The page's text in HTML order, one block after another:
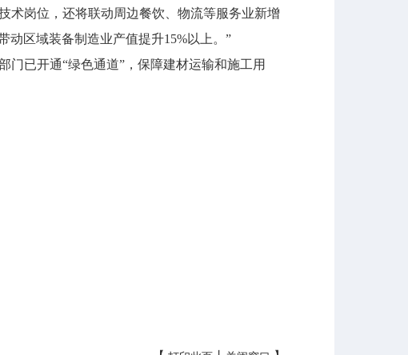
岗位，还将联动周边餐饮、物流等服务业新增
动区域装备制造业产值提升15%以上。”
已开通“绿色通道”，保障建材运输和施工用